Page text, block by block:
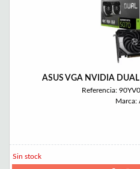
ASUS VGA NVIDIA
Referencia:
Marca:
Sin stock